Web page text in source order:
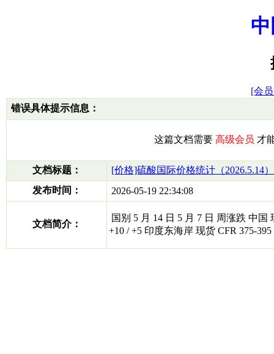
[会
错误具体提示信息：
这篇文档需要 高级会员 才
文档标题：
[价格]硫酸国际价格统计（2026.5.14）
发布时间：
2026-05-19 22:34:08
文档简介：
国别 5 月 14 日 5 月 7 日 周涨跌 中国
+10 / +5 印度东海岸 现货 CFR 375-